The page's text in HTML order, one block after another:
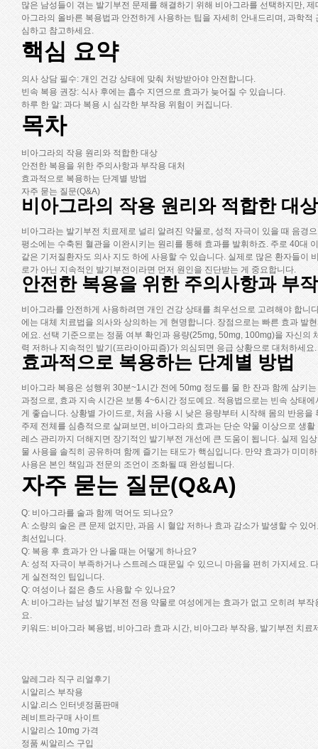
많은 남성들이 겪는 발기부전 문제를 해결하기 위해 비아그라를 선택하지만,
아그라의 올바른 복용법과 안전하게 사용하는 팁을 자세히 안내드리며, 과학
심하고 참고하세요.
핵심 요약
의사 상담 필수: 개인 건강 상태에 맞춰 처방받아야 안전합니다.
빈속 복용 권장: 식사 후에는 흡수 지연으로 효과가 늦어질 수 있습니다.
하루 한 알: 과다 복용 시 심각한 부작용 위험이 커집니다.
목차
비아그라의 작용 원리와 적합한 대상
안전한 복용을 위한 주의사항과 부작용 대처
효과적으로 복용하는 단계별 방법
자주 묻는 질문(Q&A)
비아그라의 작용 원리와 적합한 대상
비아그라는 발기부전 치료제로 널리 알려진 약물로, 성적 자극이 있을 때 음
평소에는 수축된 혈관을 이완시키는 원리를 통해 효과를 발휘하죠. 주로 40대
같은 기저질환자도 의사 지도 하에 사용할 수 있습니다. 실제로 많은 환자들이
로가 아닌 지속적인 발기부전이라면 먼저 원인을 진단받는 게 중요합니다.
안전한 복용을 위한 주의사항과 부
비아그라를 안전하게 사용하려면 개인 건강 상태를 최우선으로 고려해야 합
에는 대체 치료법을 의사와 상의하는 게 현명합니다. 장점으로는 빠른 효과 발
에요. 선택 기준으로는 정품 여부 확인과 용량(25mg, 50mg, 100mg)을 자신
력 저하나 지속적인 발기(프라이아피즘)가 의심되면 응급 상황으로 대처하세
효과적으로 복용하는 단계별 방법
비아그라 복용은 성행위 30분~1시간 전에 50mg 정도를 물 한 잔과 함께 삼키
과정으로, 효과 지속 시간은 보통 4~6시간 정도예요. 적용법으로는 빈속 상태
게 좋습니다. 상황별 가이드로, 처음 사용 시 낮은 용량부터 시작해 몸의 반응
주제 전체를 심층적으로 살펴보면, 비아그라의 효과는 단순 약물 이상으로 생
레스 관리까지 더해지면 장기적인 발기부전 개선에 큰 도움이 됩니다. 실제 임
물 사용을 솔직히 공유하며 함께 즐기는 태도가 핵심입니다. 만약 효과가 미
사용은 본인 책임과 전문의 조언이 조화될 때 완성됩니다.
자주 묻는 질문(Q&A)
Q: 비아그라를 술과 함께 먹어도 되나요?
A: 소량의 술은 큰 문제 없지만, 과음 시 혈압 저하나 효과 감소가 발생할 수 있
최선입니다.
Q: 복용 후 효과가 안 나올 때는 어떻게 하나요?
A: 성적 자극이 부족하거나 스트레스 때문일 수 있으니 마음을 편히 가지세요.
게 실전적인 팁입니다.
Q: 여성이나 젊은 층도 사용할 수 있나요?
A: 비아그라는 남성 발기부전 전용 약물로 여성에게는 효과가 없고 오히려 부
요.
키워드: 비아그라 복용법, 비아그라 효과 시간, 비아그라 부작용, 발기부전 치료
알레그라 직구 리얼후기
시알리스 부작용
시알.리스 인터넷정품판매
레비트라구매 사이트
시알리스 10mg 가격
정품 씨알리스 구입